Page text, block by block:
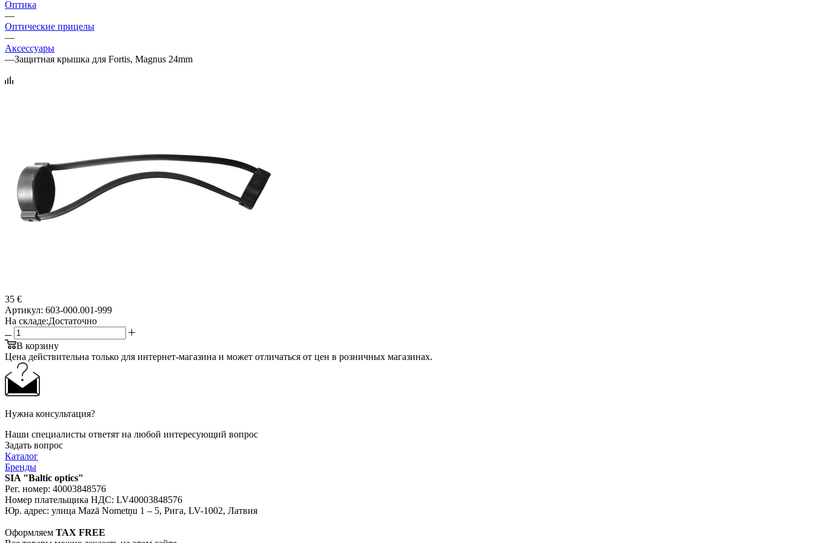
Оптика
—
Оптические прицелы
—
Аксессуары
—Защитная крышка для Fortis, Magnus 24mm
35 €
Артикул: 603-000.001-999
На складе:Достаточно
В корзину
Цена действительна только для интернет-магазина и может отличаться от цен в розничных магазинах.
Нужна консультация?
Наши специалисты ответят на любой интересующий вопрос
Задать вопрос
Каталог
Бренды
SIA "Baltic optics"
Рег. номер: 40003848576
Номер плательщика НДС: LV40003848576
Юр. адрес: улица Mazā Nometņu 1 – 5, Рига, LV-1002, Латвия
Оформляем TAX FREE